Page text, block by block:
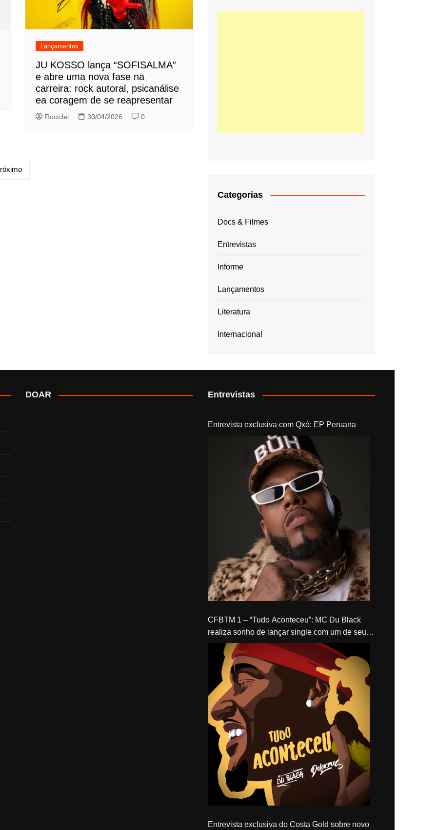
Lançamentos
JU KOSSO lança “SOFISALMA”
e abre uma nova fase na
carreira: rock autoral, psicanálise
ea coragem de se reapresentar
Rociclei 30/04/2026 0
Categorias
Docs & Filmes
Entrevistas
Informe
Lançamentos
Literatura
Internacional
DOAR Entrevistas
Entrevista exclusiva com Qxó: EP Peruana
CFBTM 1 – “Tudo Aconteceu”: MC Du Black
realiza sonho de lançar single com um de seus
ídolos, Delacruz
Entrevista exclusiva do Costa Gold sobre novo